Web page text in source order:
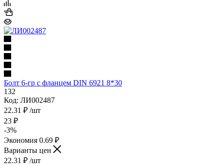
Болт 6-гр с фланцем DIN 6921 8*30
132
Код: ЛИ002487
22.31 ₽ /шт
23 ₽
-3%
Экономия 0.69 ₽
Варианты цен
22.31 ₽ /шт